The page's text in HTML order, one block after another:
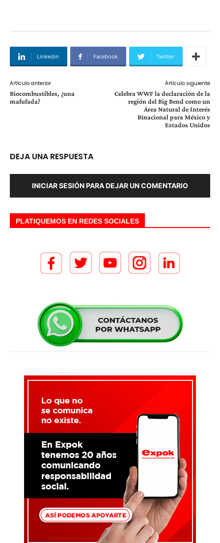
Linkedin Facebook Twitter
Artículo anterior
Biocombustibles, ¿una
mafufada?
Artículo siguiente
Celebra WWF la declaración de la
región del Big Bend como un
Área Natural de Interés
Binacional para México y
Estados Unidos
DEJA UNA RESPUESTA
INICIAR SESIÓN PARA DEJAR UN COMENTARIO
PLATIQUEMOS EN REDES SOCIALES